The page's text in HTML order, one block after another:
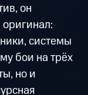
он
системы
бои на трёх
но и